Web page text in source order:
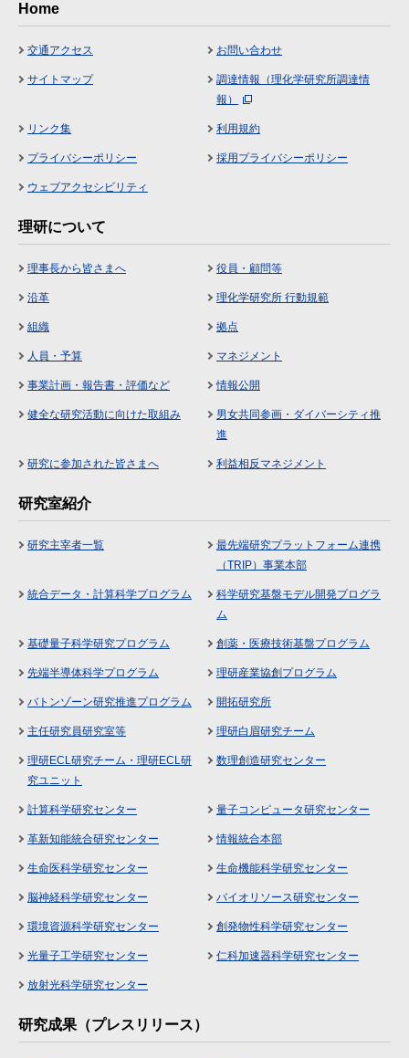
Home
交通アクセス お問い合わせ
サイトマップ
調達情報（理化学研究所調達情
報）
リンク集 利用規約
プライバシーポリシー 採用プライバシーポリシー
ウェブアクセシビリティ
理研について
理事長から皆さまへ 役員・顧問等
沿革 理化学研究所 行動規範
組織 拠点
人員・予算 マネジメント
事業計画・報告書・評価など 情報公開
健全な研究活動に向けた取組み
男女共同参画・ダイバーシティ推
進
研究に参加された皆さまへ 利益相反マネジメント
研究室紹介
研究主宰者一覧
最先端研究プラットフォーム連携
（TRIP）事業本部
統合データ・計算科学プログラム
科学研究基盤モデル開発プログラ
ム
基礎量子科学研究プログラム 創薬・医療技術基盤プログラム
先端半導体科学プログラム 理研産業協創プログラム
バトンゾーン研究推進プログラム 開拓研究所
主任研究員研究室等 理研白眉研究チーム
理研ECL研究チーム・理研ECL研
究ユニット
数理創造研究センター
計算科学研究センター 量子コンピュータ研究センター
革新知能統合研究センター 情報統合本部
生命医科学研究センター 生命機能科学研究センター
脳神経科学研究センター バイオリソース研究センター
環境資源科学研究センター 創発物性科学研究センター
光量子工学研究センター 仁科加速器科学研究センター
放射光科学研究センター
研究成果（プレスリリース）